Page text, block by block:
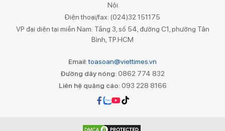
Nội
Điện thoại/fax: (024)32 151175
VP đại diện tại miền Nam: Tầng 3, số 54, đường C1, phường Tân
Bình, TP.HCM
Email:toasoan@viettimes.vn
Đường dây nóng: 0862 774 832
Liên hệ quảng cáo:093 228 8166